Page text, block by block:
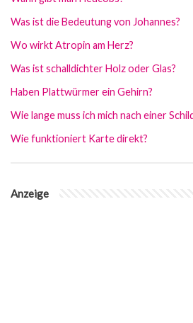
Was ist die Bedeutung von Johannes?
Wo wirkt Atropin am Herz?
Was ist schalldichter Holz oder Glas?
Haben Plattwürmer ein Gehirn?
Wie lange muss ich mich nach einer
Wie funktioniert Karte direkt?
Anzeige